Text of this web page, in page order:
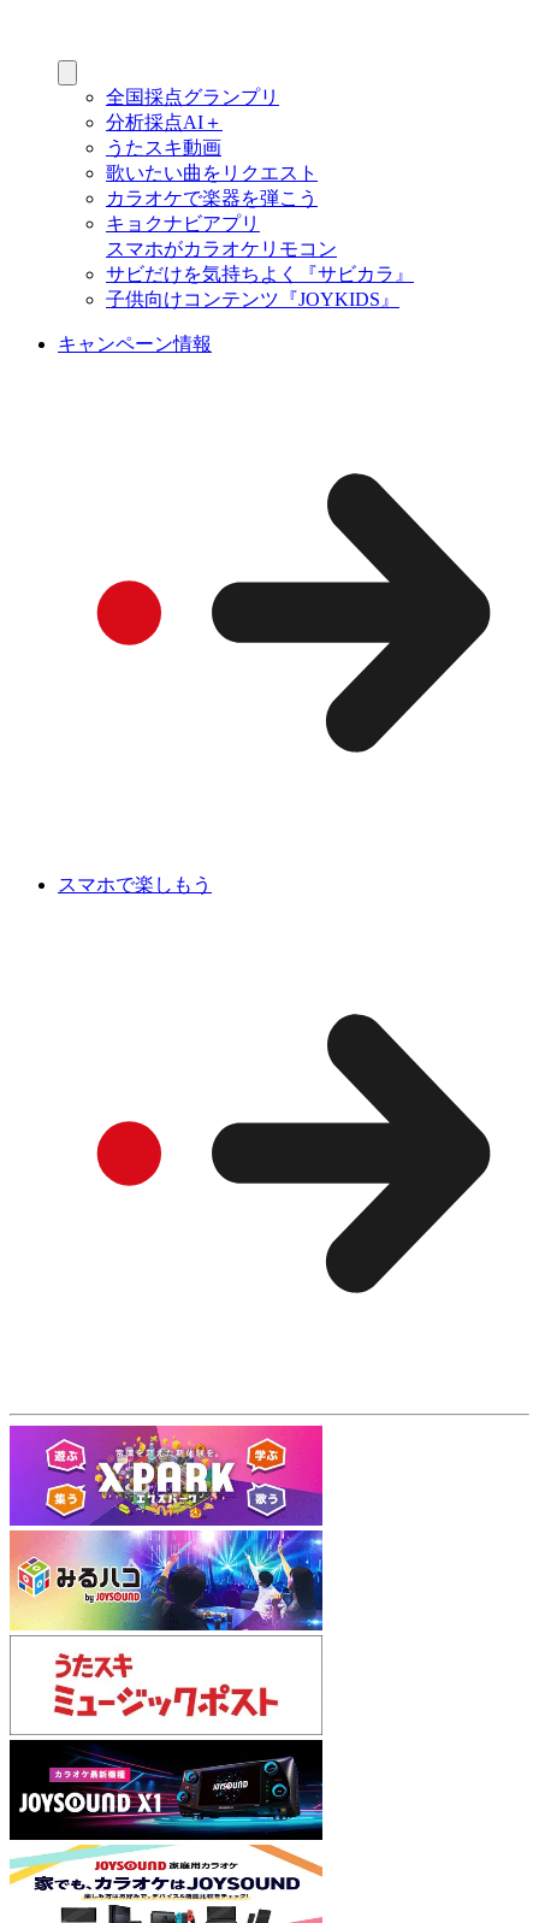
全国採点グランプリ
分析採点AI＋
うたスキ動画
歌いたい曲をリクエスト
カラオケで楽器を弾こう
キョクナビアプリ
スマホがカラオケリモコン
サビだけを気持ちよく『サビカラ』
子供向けコンテンツ『JOYKIDS』
キャンペーン情報
スマホで楽しもう